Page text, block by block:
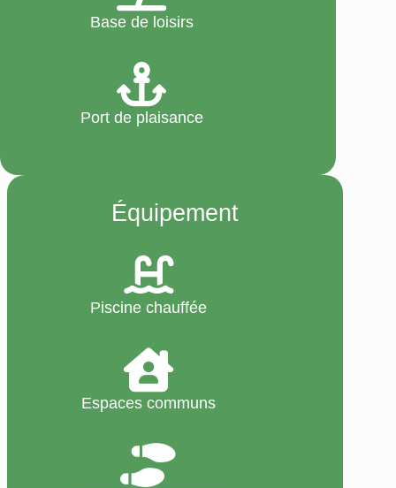
Base de loisirs
Port de plaisance
Équipement
Piscine chauffée
Espaces communs